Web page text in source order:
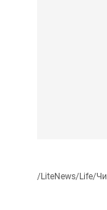
/LiteNews/Life/Чи